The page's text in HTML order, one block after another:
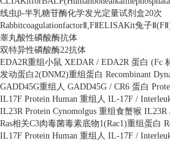
线虫β-半乳糖苷酶化学发光定量试剂盒20次
Rabbitcoagulationfactor ,F ELISAKit兔子Ⅱ (F
睾丸酸性磷酸酶抗体
双特异性磷酸酶22抗体
EDA2R重组小鼠 XEDAR / EDA2R 蛋白 (Fc
发动蛋白2(DNM2)重组蛋白 Recombinant
GADD45G重组人 GADD45G / CR6 蛋白
IL17F Protein Human 重组人 IL-17F /
IL23R Protein Cynomolgus 重组食蟹猴 IL23R
Ras相关C3肉毒菌毒素底物1(Rac1)重组蛋白
IL17F Protein Human 重组人 IL-17F /